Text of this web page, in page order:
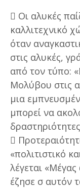
 Οι αλυκές
καλλιτεχνικό
όταν
στις αλυκές,
από τον τύπο:
Μολύβου στις
μια
μπορεί να

«πολιτιστικό
λέγεται
έζησε σ αυτόν